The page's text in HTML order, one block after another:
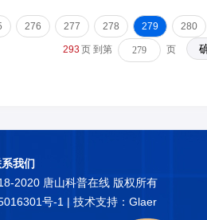
276 277 278 279 280
293 页 到第 页
我们
2020 唐山科普在线 版权所有
号-1 | 技术支持：Glaer